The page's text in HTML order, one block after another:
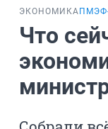
ЭКОНОМИКА
Что